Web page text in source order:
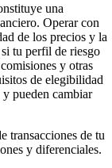
una
Operar con
de los precios y la
tu perfil de riesgo
y otras
de elegibilidad
y pueden cambiar
transacciones de tu
y diferenciales.